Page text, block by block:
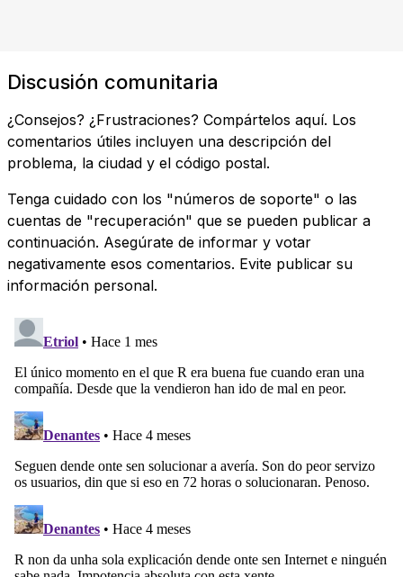
Discusión comunitaria
¿Consejos? ¿Frustraciones? Compártelos aquí. Los
comentarios útiles incluyen una descripción del
problema, la ciudad y el código postal.
Tenga cuidado con los "números de soporte" o las
cuentas de "recuperación" que se pueden publicar a
continuación. Asegúrate de informar y votar
negativamente esos comentarios. Evite publicar su
información personal.